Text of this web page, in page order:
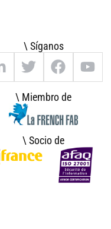
\ Síganos
\ Miembro de
\ Socio de